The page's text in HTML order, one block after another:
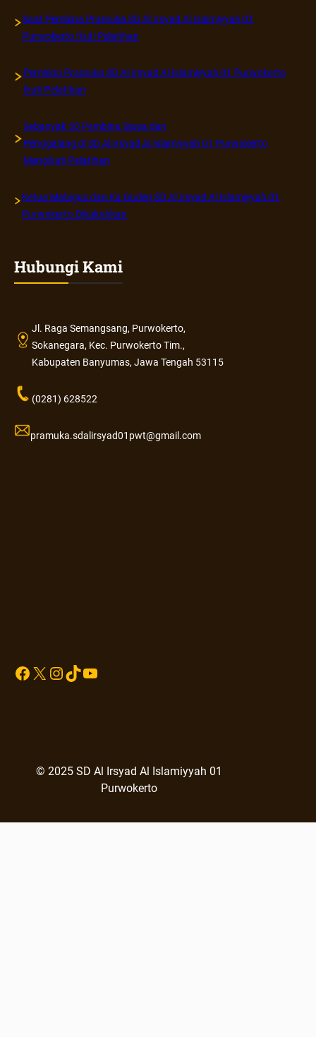
Saat Pembina Pramuka SD Al Irsyad Al Islamiyyah 01
Purwokerto Ikuti Pelatihan
Pembina Pramuka SD Al Irsyad Al Islamiyyah 01 Purwokerto
Ikuti Pelatihan
Sebanyak 50 Pembina Siaga dan
Penggalang di SD Al Irsyad Al Islamiyyah 01 Purwokerto
Mengikuti Pelatihan
Ketua Mabigus dan Ka Gudep SD Al Irsyad Al Islamiyyah 01
Purwokerto Dikukuhkan
Hubungi Kami
Jl. Raga Semangsang, Purwokerto,
Sokanegara, Kec. Purwokerto Tim.,
Kabupaten Banyumas, Jawa Tengah 53115
(0281) 628522
pramuka.sdalirsyad01pwt@gmail.com
Facebook X InstagramTikTok YouTube
© 2025 SD Al Irsyad Al Islamiyyah 01
Purwokerto